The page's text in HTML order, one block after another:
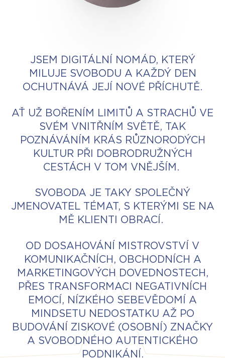
JSEM DIGITÁLNÍ NOMÁD, KTERÝ
MILUJE SVOBODU A KAŽDÝ DEN
OCHUTNÁVÁ JEJÍ NOVÉ PŘÍCHUTĚ.
AŤ UŽ BOŘENÍM LIMITŮ A STRACHŮ VE
SVÉM VNITŘNÍM SVĚTĚ, TAK
POZNÁVÁNÍM KRÁS RŮZNORODÝCH
KULTUR PŘI DOBRODRUŽNÝCH
CESTÁCH V TOM VNĚJŠÍM.
SVOBODA JE TAKY SPOLEČNÝ
JMENOVATEL TÉMAT, S KTERÝMI SE NA
MĚ KLIENTI OBRACÍ.
OD DOSAHOVÁNÍ MISTROVSTVÍ V
KOMUNIKAČNÍCH, OBCHODNÍCH A
MARKETINGOVÝCH DOVEDNOSTECH,
PŘES TRANSFORMACI NEGATIVNÍCH
EMOCÍ, NÍZKÉHO SEBEVĚDOMÍ A
MINDSETU NEDOSTATKU AŽ PO
BUDOVÁNÍ ZISKOVÉ (OSOBNÍ) ZNAČKY
A SVOBODNÉHO AUTENTICKÉHO
PODNIKÁNÍ.